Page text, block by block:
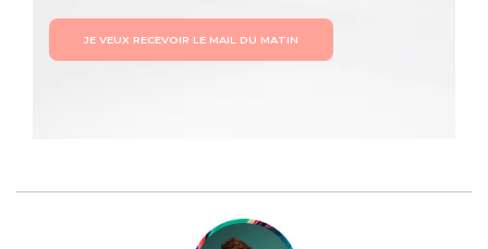
JE VEUX RECEVOIR LE MAIL DU MATIN